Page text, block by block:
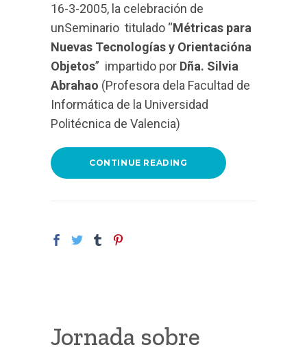
16-3-2005, la celebración de
unSeminario titulado “Métricas para
Nuevas Tecnologías y Orientacióna
Objetos” impartido por Dña. Silvia
Abrahao (Profesora dela Facultad de
Informática de la Universidad
Politécnica de Valencia)
CONTINUE READING
Jornada sobre